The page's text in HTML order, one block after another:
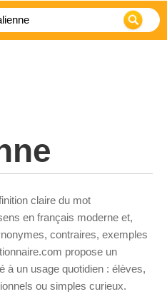
claire du mot
en français moderne et,
contraires, exemples
propose un
à un usage quotidien : élèves,
ou simples curieux.